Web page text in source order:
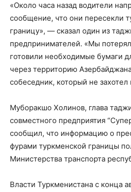
«Около часа назад водители
сообщение, что они пересекли
границу», — сказал один из
предпринимателей. «Мы
готовили необходимые бумаги
через территорию
собеседник, который не захотел
Муборакшо Холинов, глава
совместного предприятия
сообщил, что информацию о
фурами туркменской границы
Министерства транспорта
Власти Туркменистана с конца